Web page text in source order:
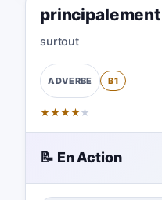
principalement
surtout
ADVERBE B1
★★★★★
📝 En Action